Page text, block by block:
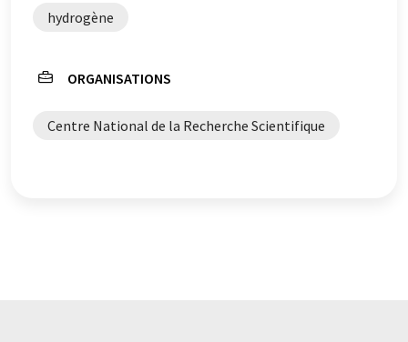
hydrogène
ORGANISATIONS
Centre National de la Recherche Scientifique